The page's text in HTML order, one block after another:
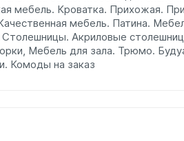
мебель. Кроватка. Прихожая.
мебель. Патина.
Акриловые
Мебель для зала. Трюмо.
Комоды на заказ